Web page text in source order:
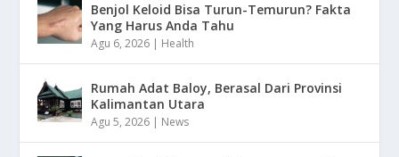
Benjol Keloid Bisa Turun-Temurun? Fakta
Yang Harus Anda Tahu
Agu 6, 2026 | Health
Rumah Adat Baloy, Berasal Dari Provinsi
Kalimantan Utara
Agu 5, 2026 | News